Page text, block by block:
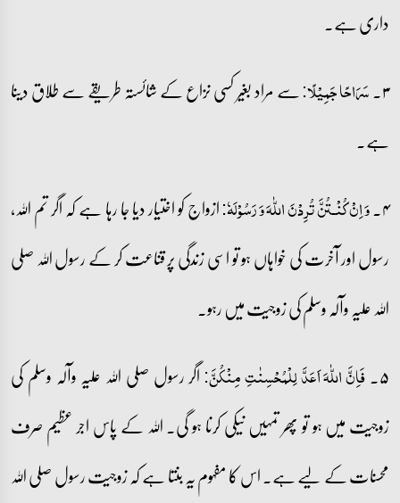
داری ہے۔
۳۔ سَرَاحًا جَمِیۡلًا:سے مراد بغیر کسی نزاع کے شائستہ طریقے سے طلاق دینا
ہے۔
۴۔ وَ اِنۡ کُنۡـتُنَّ تُرِدۡنَ اللّٰہَ وَ رَسُوۡلَہٗ:ازواج کو اختیار دیا جا رہا ہے کہ اگر تم اللہ،
رسول اور آخرت کی خواہاں ہو تو اسی زندگی پر قناعت کر کے رسول اللہ صلی
اللہ علیہ وآلہ وسلم کی زوجیت میں رہو۔
۵۔ فَاِنَّ اللّٰہَ اَعَدَّ لِلۡمُحۡسِنٰتِ مِنۡکُنَّ:اگر رسول صلی اللہ علیہ وآلہ وسلم کی
زوجیت میں ہو تو پھر تمہیں نیکی کرنا ہو گی۔ اللہ کے پاس اجر عظیم صرف
محسنات کے لیے ہے۔ اس کا مفہوم یہ بنتا ہے کہ زوجیت رسول صلی اللہ